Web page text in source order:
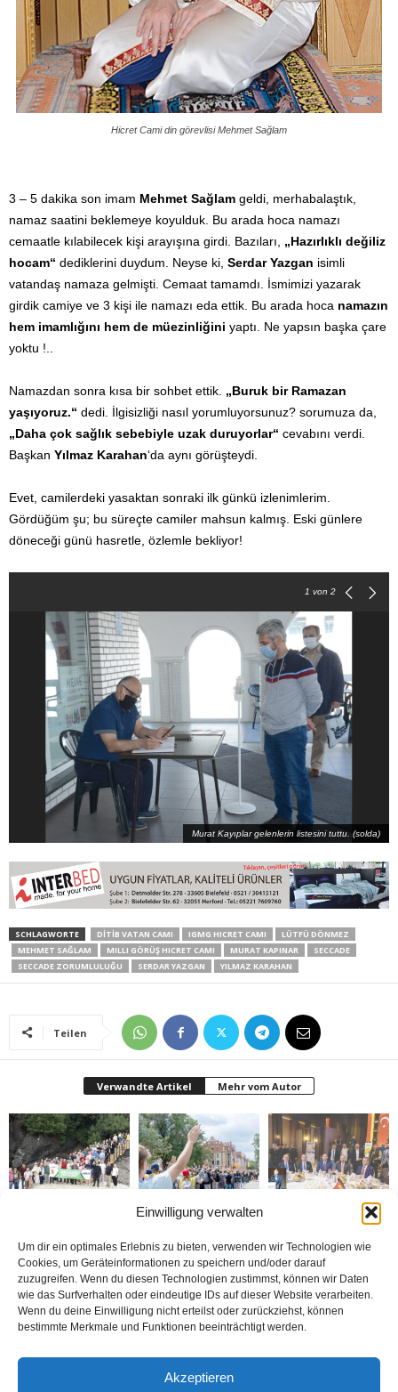
Einwilligung verwalten
Um dir ein optimales Erlebnis zu bieten, verwenden wir Technologien wie
Cookies, um Geräteinformationen zu speichern und/oder darauf
zuzugreifen. Wenn du diesen Technologien zustimmst, können wir Daten
wie das Surfverhalten oder eindeutige IDs auf dieser Website verarbeiten.
Wenn du deine Einwilligung nicht erteilst oder zurückziehst, können
bestimmte Merkmale und Funktionen beeinträchtigt werden.
Akzeptieren
Hicret Cami din görevlisi Mehmet Sağlam
3 – 5 dakika son imam Mehmet Sağlam geldi, merhabalaştık,
namaz saatini beklemeye koyulduk. Bu arada hoca namazı
cemaatle kılabilecek kişi arayışına girdi. Bazıları, „Hazırlıklı değiliz
hocam“ dediklerini duydum. Neyse ki, Serdar Yazgan isimli
vatandaş namaza gelmişti. Cemaat tamamdı. İsmimizi yazarak
girdik camiye ve 3 kişi ile namazı eda ettik. Bu arada hoca namazın
hem imamlığını hem de müezinliğini yaptı. Ne yapsın başka çare
yoktu !..
Namazdan sonra kısa bir sohbet ettik. „Buruk bir Ramazan
yaşıyoruz.“ dedi. İlgisizliği nasıl yorumluyorsunuz? sorumuza da,
„Daha çok sağlık sebebiyle uzak duruyorlar“ cevabını verdi.
Başkan Yılmaz Karahan‘da aynı görüşteydi.
Evet, camilerdeki yasaktan sonraki ilk günkü izlenimlerim.
Gördüğüm şu; bu süreçte camiler mahsun kalmış. Eski günlere
döneceği günü hasretle, özlemle bekliyor!
1 von 2
Murat Kayıplar gelenlerin listesini tuttu. (solda)
SCHLAGWORTE DİTİB VATAN CAMI IGMG HICRET CAMI
LÜTFÜ DÖNMEZ
MEHMET SAĞLAM
MILLI GÖRÜŞ HICRET CAMI MURAT KAPINAR
SECCADE
SECCADE ZORUMLULUĞU
SERDAR YAZGAN YILMAZ KARAHAN
Teilen
Verwandte Artikel Mehr vom Autor
Brandmauer adé: Die
AfD und das Versagen
MÜSİAD Genel Başkanı
buluşturduğu bir
noktada birleşti“
BİZİ BU ÇOCUKLAR
DÜNYA KUPASINA